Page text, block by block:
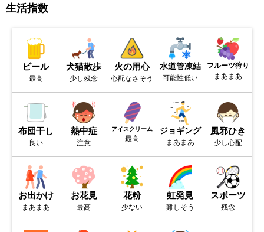
生活指数
ビール
最高
犬猫散歩
少し残念
火の用心
心配なさそう
水道管凍結
可能性低い
フルーツ狩り
まあまあ
布団干し
良い
熱中症
注意
アイスクリーム
最高
ジョギング
まあまあ
風邪ひき
少し心配
お出かけ
まあまあ
お花見
最高
花粉
少ない
虹発見
難しそう
スポーツ
残念